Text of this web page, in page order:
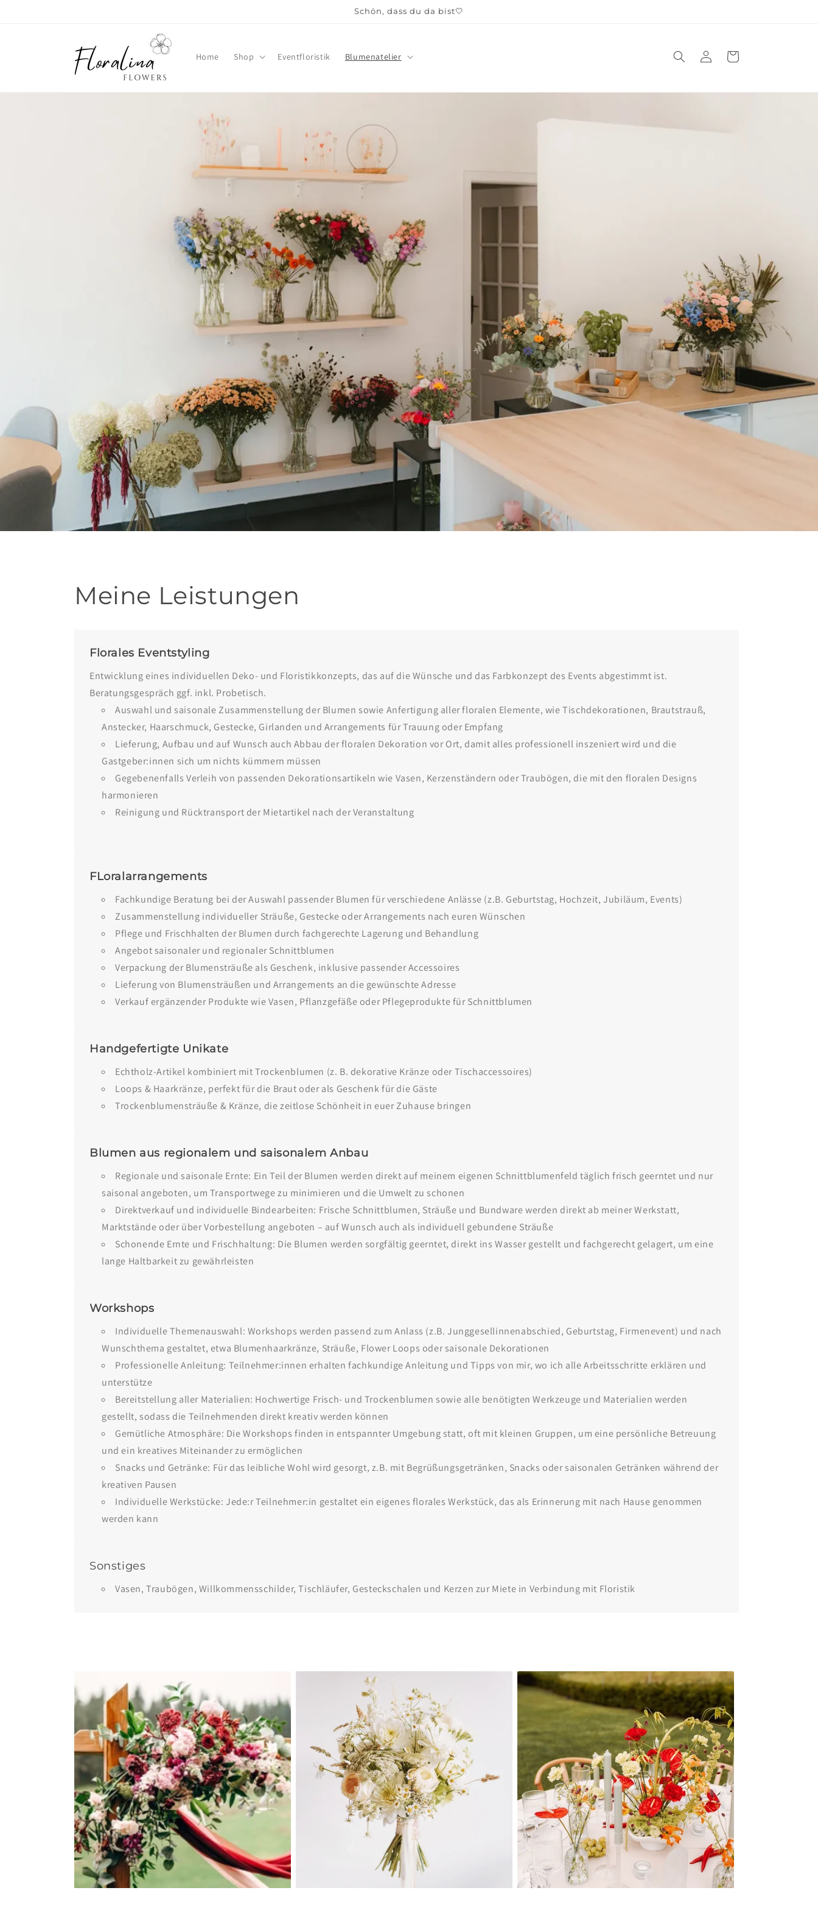
Schön, dass du da bist🤍
Home Shop Eventfloristik Blumenatelier EinloggenWarenkorb
Meine Leistungen
Florales Eventstyling
Entwicklung eines individuellen Deko- und Floristikkonzepts, das auf die Wünsche und das Farbkonzept des Events abgestimmt ist.
Beratungsgespräch ggf. inkl. Probetisch.
Auswahl und saisonale Zusammenstellung der Blumen sowie Anfertigung aller floralen Elemente, wie Tischdekorationen, Brautstrauß,
Anstecker, Haarschmuck, Gestecke, Girlanden und Arrangements für Trauung oder Empfang
Lieferung, Aufbau und auf Wunsch auch Abbau der floralen Dekoration vor Ort, damit alles professionell inszeniert wird und die
Gastgeber:innen sich um nichts kümmern müssen
Gegebenenfalls Verleih von passenden Dekorationsartikeln wie Vasen, Kerzenständern oder Traubögen, die mit den floralen Designs
harmonieren
Reinigung und Rücktransport der Mietartikel nach der Veranstaltung
FLoralarrangements
Fachkundige Beratung bei der Auswahl passender Blumen für verschiedene Anlässe (z.B. Geburtstag, Hochzeit, Jubiläum, Events)
Zusammenstellung individueller Sträuße, Gestecke oder Arrangements nach euren Wünschen
Pflege und Frischhalten der Blumen durch fachgerechte Lagerung und Behandlung
Angebot saisonaler und regionaler Schnittblumen
Verpackung der Blumensträuße als Geschenk, inklusive passender Accessoires
Lieferung von Blumensträußen und Arrangements an die gewünschte Adresse
Verkauf ergänzender Produkte wie Vasen, Pflanzgefäße oder Pflegeprodukte für Schnittblumen
Handgefertigte Unikate
Echtholz-Artikel kombiniert mit Trockenblumen (z. B. dekorative Kränze oder Tischaccessoires)
Loops & Haarkränze, perfekt für die Braut oder als Geschenk für die Gäste
Trockenblumensträuße & Kränze, die zeitlose Schönheit in euer Zuhause bringen
Blumen aus regionalem und saisonalem Anbau
Regionale und saisonale Ernte: Ein Teil der Blumen werden direkt auf meinem eigenen Schnittblumenfeld täglich frisch geerntet und nur
saisonal angeboten, um Transportwege zu minimieren und die Umwelt zu schonen
Direktverkauf und individuelle Bindearbeiten: Frische Schnittblumen, Sträuße und Bundware werden direkt ab meiner Werkstatt,
Marktstände oder über Vorbestellung angeboten – auf Wunsch auch als individuell gebundene Sträuße
Schonende Ernte und Frischhaltung: Die Blumen werden sorgfältig geerntet, direkt ins Wasser gestellt und fachgerecht gelagert, um eine
lange Haltbarkeit zu gewährleisten
Workshops
Individuelle Themenauswahl: Workshops werden passend zum Anlass (z.B. Junggesellinnenabschied, Geburtstag, Firmenevent) und nach
Wunschthema gestaltet, etwa Blumenhaarkränze, Sträuße, Flower Loops oder saisonale Dekorationen
Professionelle Anleitung: Teilnehmer:innen erhalten fachkundige Anleitung und Tipps von mir, wo ich alle Arbeitsschritte erklären und
unterstütze
Bereitstellung aller Materialien: Hochwertige Frisch- und Trockenblumen sowie alle benötigten Werkzeuge und Materialien werden
gestellt, sodass die Teilnehmenden direkt kreativ werden können
Gemütliche Atmosphäre: Die Workshops finden in entspannter Umgebung statt, oft mit kleinen Gruppen, um eine persönliche Betreuung
und ein kreatives Miteinander zu ermöglichen
Snacks und Getränke: Für das leibliche Wohl wird gesorgt, z.B. mit Begrüßungsgetränken, Snacks oder saisonalen Getränken während der
kreativen Pausen
Individuelle Werkstücke: Jede:r Teilnehmer:in gestaltet ein eigenes florales Werkstück, das als Erinnerung mit nach Hause genommen
werden kann
Sonstiges
Vasen, Traubögen, Willkommensschilder, Tischläufer, Gesteckschalen und Kerzen zur Miete in Verbindung mit Floristik